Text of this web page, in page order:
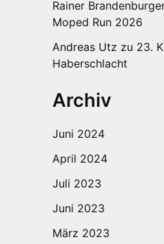
Rainer
Moped Run 2026
Andreas Utz zu 23.
Haberschlacht
Archiv
Juni 2024
April 2024
Juli 2023
Juni 2023
März 2023